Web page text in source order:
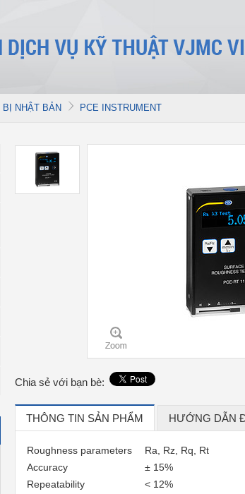
NHẬT BẢN PCE INSTRUMENT
Chia sẻ với bạn bè:
THÔNG TIN SẢN PHẨM HƯỚNG DẪN
Roughness parameters
Ra, Rz, Rq, Rt
Accuracy
± 15%
Repeatability
< 12%